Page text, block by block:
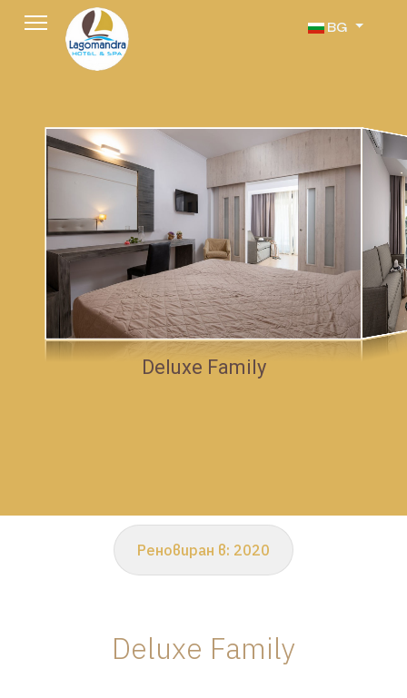
Изберете език
BG
Deluxe Family
Реновиран в: 2020
Deluxe Family